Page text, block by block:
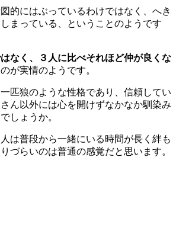
的にはぶっているわけではなく、へき
まっている
、ということのようです
なく、３人に比べそれほど仲が良くな
が実情のようです。
匹狼のような性格であり、信頼してい
ん以外には心を開けずなかなか馴染み
しょうか。
は普段から一緒にいる時間が長く絆も
づらいのは普通の感覚だと思います。